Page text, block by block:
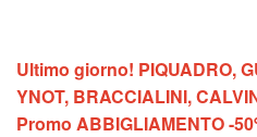
Ultimo giorno! PIQUADRO,
YNOT, BRACCIALINI,
Promo ABBIGLIAMENTO -